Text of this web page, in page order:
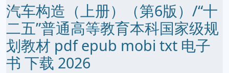
汽车构造（上册）（第6版）/“十
二五”普通高等教育本科国家级规
划教材 pdf epub mobi txt 电子
书 下载 2026